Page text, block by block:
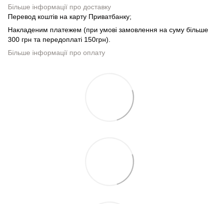
Більше інформації про доставку
Перевод коштів на карту Приватбанку;
Накладеним платежем (при умові замовлення на суму більше
300 грн та передоплаті 150грн).
Більше інформації про оплату